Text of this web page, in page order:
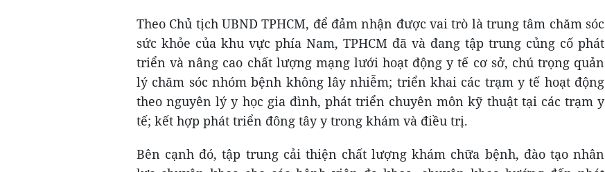
Theo Chủ tịch UBND TPHCM, để đảm nhận được vai trò là trung tâm chăm sóc
sức khỏe của khu vực phía Nam, TPHCM đã và đang tập trung củng cố phát
triển và nâng cao chất lượng mạng lưới hoạt động y tế cơ sở, chú trọng quản
lý chăm sóc nhóm bệnh không lây nhiễm; triển khai các trạm y tế hoạt động
theo nguyên lý y học gia đình, phát triển chuyên môn kỹ thuật tại các trạm y
tế; kết hợp phát triển đông tây y trong khám và điều trị.
Bên cạnh đó, tập trung cải thiện chất lượng khám chữa bệnh, đào tạo nhân